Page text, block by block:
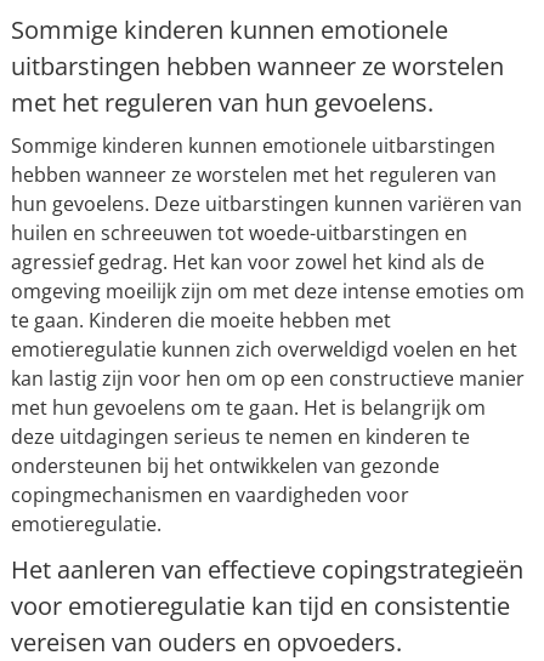
Sommige kinderen kunnen emotionele
uitbarstingen hebben wanneer ze worstelen
met het reguleren van hun gevoelens.
Sommige kinderen kunnen emotionele uitbarstingen
hebben wanneer ze worstelen met het reguleren van
hun gevoelens. Deze uitbarstingen kunnen variëren van
huilen en schreeuwen tot woede-uitbarstingen en
agressief gedrag. Het kan voor zowel het kind als de
omgeving moeilijk zijn om met deze intense emoties om
te gaan. Kinderen die moeite hebben met
emotieregulatie kunnen zich overweldigd voelen en het
kan lastig zijn voor hen om op een constructieve manier
met hun gevoelens om te gaan. Het is belangrijk om
deze uitdagingen serieus te nemen en kinderen te
ondersteunen bij het ontwikkelen van gezonde
copingmechanismen en vaardigheden voor
emotieregulatie.
Het aanleren van effectieve copingstrategieën
voor emotieregulatie kan tijd en consistentie
vereisen van ouders en opvoeders.